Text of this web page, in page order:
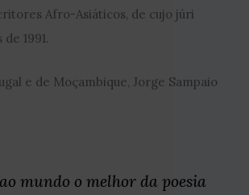
Afro-Asiáticos, de cujo júri
1991.
e de Moçambique, Jorge Sampaio
mundo o melhor da poesia